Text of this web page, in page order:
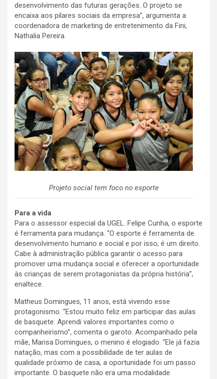
desenvolvimento das futuras gerações. O projeto se
encaixa aos pilares sociais da empresa”, argumenta a
coordenadora de marketing de entretenimento da Fini,
Nathalia Pereira.
Projeto social tem foco no esporte
Para a vida
Para o assessor especial da UGEL. Felipe Cunha, o esporte
é ferramenta para mudança. “O esporte é ferramenta de
desenvolvimento humano e social e por isso, é um direito.
Cabe à administração pública garantir o acesso para
promover uma mudança social e oferecer a oportunidade
às crianças de serem protagonistas da própria história”,
enaltece.
Matheus Domingues, 11 anos, está vivendo esse
protagonismo. “Estou muito feliz em participar das aulas
de basquete. Aprendi valores importantes como o
companheirismo”, comenta o garoto. Acompanhado pela
mãe, Marisa Domingues, o menino é elogiado. “Ele já fazia
natação, mas com a possibilidade de ter aulas de
qualidade próximo de casa, a oportunidade foi um passo
importante. O basquete não era uma modalidade